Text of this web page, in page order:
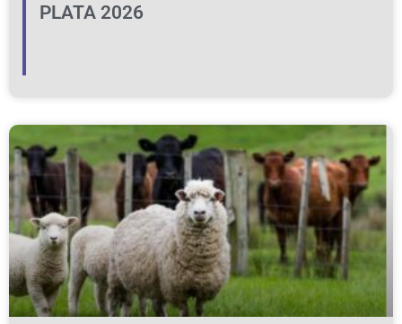
PLATA 2026